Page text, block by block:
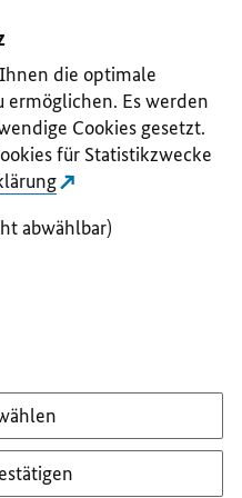
die optimale
ermöglichen. Es werden
Cookies gesetzt.
für Statistikzwecke
abwählbar)